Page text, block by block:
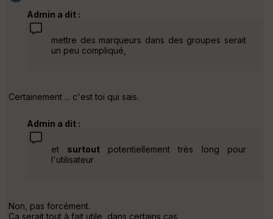
Admin a dit :
mettre des marqueurs dans des groupes serait
un peu compliqué,
Certainement ... c'est toi qui sais.
Admin a dit :
et surtout potentiellement très long pour
l'utilisateur
Non, pas forcément.
Ça serait tout à fait utile, dans certains cas.